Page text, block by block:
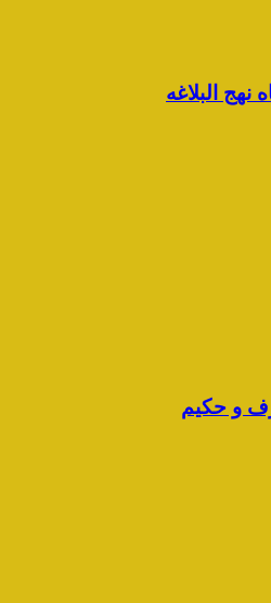
نهج البلاغه
و حکیم